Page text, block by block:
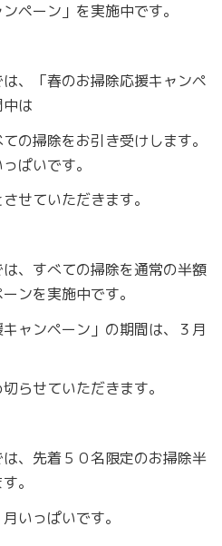
ーン」を実施中です。
、「春のお掃除応援キャンペ
は
掃除をお引き受けします。
ぱいです。
ていただきます。
、すべての掃除を通常の半額
ンを実施中です。
ンペーン」の期間は、３月
せていただきます。
、先着５０名限定のお掃除半
。
っぱいです。